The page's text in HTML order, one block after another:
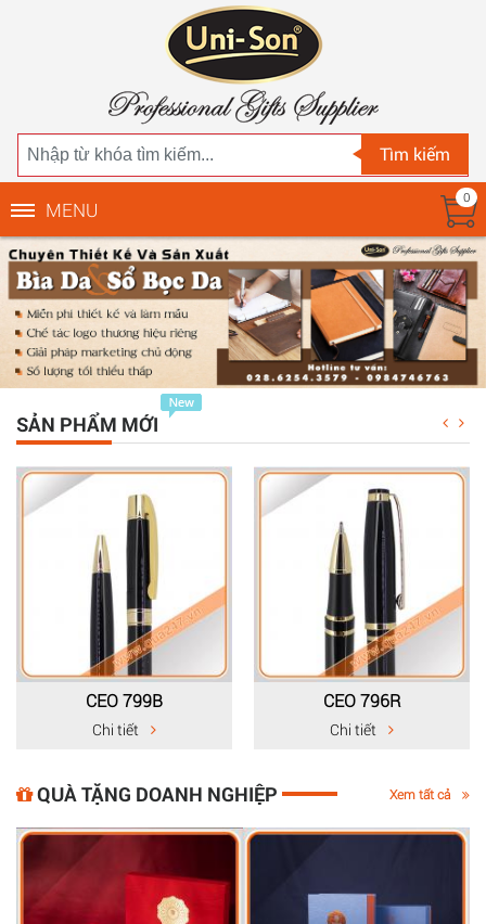
Tìm kiếm
0
MENU
SẢN PHẨM MỚI
CEO 796R
Chi tiết
CEO 795B
Chi tiết
QUÀ TẶNG DOANH NGHIỆP Xem tất cả